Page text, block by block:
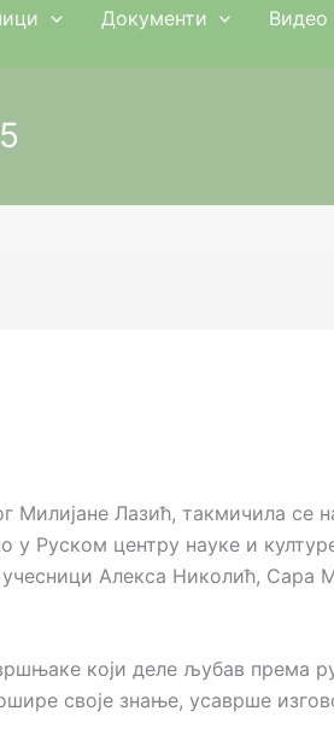
Документи
Видео
Милијане Лазић, такмичила се
у Руском центру науке и
Алекса Николић, Сара
који деле љубав према
своје знање, усаврше